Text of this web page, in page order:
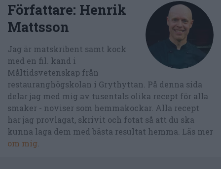
Författare: Henrik
Mattsson
Jag är matskribent samt kock
med en fil. kand i
Måltidsvetenskap från
restauranghögskolan i Grythyttan. På denna sida
delar jag med mig av tusentals olika recept för alla
smaker - noviser som hemmakockar. Alla recept
har jag provlagat, skrivit och fotat så att du ska
kunna laga dem med bästa resultat hemma. Läs mer
om mig